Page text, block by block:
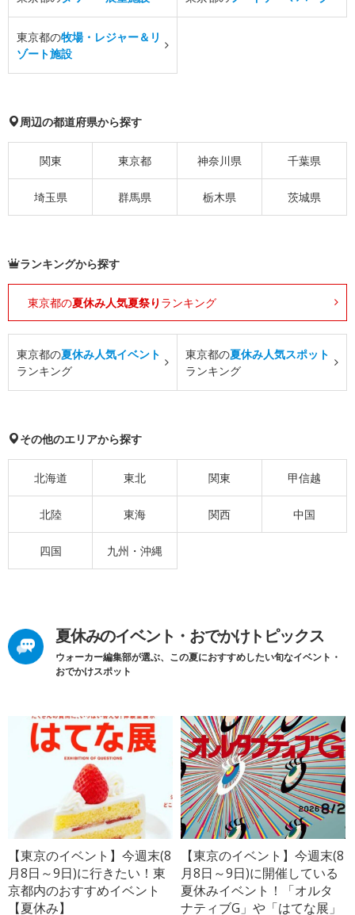
東京都の牧場・レジャー＆リ
ゾート施設
周辺の都道府県から探す
関東 東京都 神奈川県 千葉県
埼玉県 群馬県 栃木県 茨城県
ランキングから探す
東京都の夏休み人気夏祭り ランキング
東京都の夏休み人気イベント
ランキング
東京都の夏休み人気スポット
ランキング
その他のエリアから探す
北海道 東北 関東 甲信越
北陸 東海 関西 中国
四国 九州・沖縄
夏休みのイベント・おでかけトピックス
ウォーカー編集部が選ぶ、この夏におすすめしたい旬なイベント・
おでかけスポット
【東京のイベント】今週末(8
月8日～9日)に行きたい！東
京都内のおすすめイベント
【夏休み】
【東京のイベント】今週末(8
月8日～9日)に開催している
夏休みイベント！「オルタ
ナティブG」や「はてな展」